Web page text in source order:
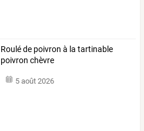
Roulé de poivron à la tartinable
poivron chèvre
5 août 2026